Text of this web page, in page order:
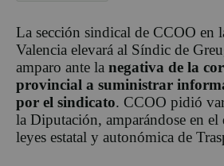
La sección sindical de CCOO en
Valencia elevará al Síndic de
amparo ante la negativa de la
provincial a suministrar
por el sindicato. CCOO pidió
la Diputación, amparándose en el
leyes estatal y autonómica de